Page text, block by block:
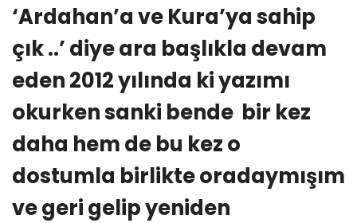
‘Ardahan’a ve Kura’ya sahip
çık ..’ diye ara başlıkla devam
eden 2012 yılında ki yazımı
okurken sanki bende bir kez
daha hem de bu kez o
dostumla birlikte oradaymışım
ve geri gelip yeniden